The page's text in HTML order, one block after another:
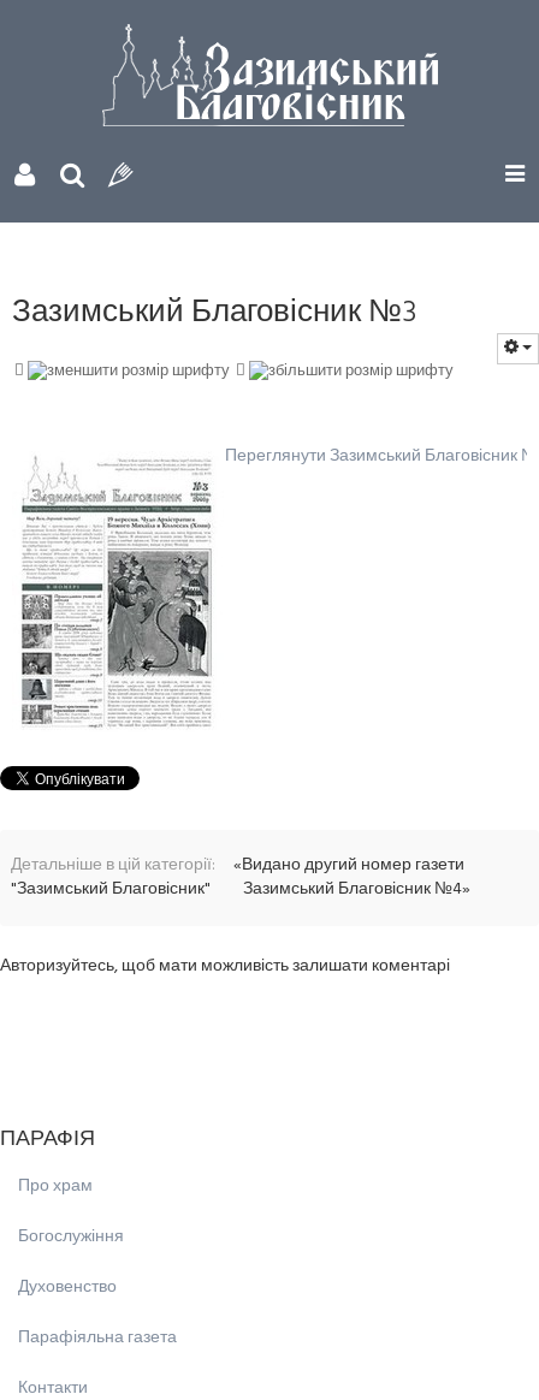
Зазимський Благовісник №3
Переглянути Зазимський Благовісник
Детальніше в цій категорії:
«Видано другий номер газети
"Зазимський Благовісник"
Зазимський Благовісник №4»
Авторизуйтесь, щоб мати можливість залишати коментарі
ПАРАФІЯ
Про храм
Богослужіння
Духовенство
Парафіяльна газета
Контакти